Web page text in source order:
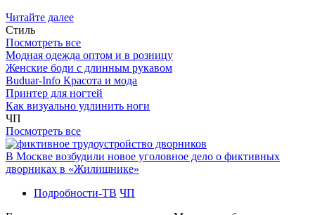
Читайте далее
Стиль
Посмотреть все
Модная одежда оптом и в розницу
Женские боди с длинным рукавом
Buduar-Info Красота и мода
Принтер для ногтей
Как визуально удлинить ноги
ЧП
Посмотреть все
В Москве возбудили новое уголовное дело о фиктивных
дворниках в «Жилищнике»
Подробности-ТВ ЧП